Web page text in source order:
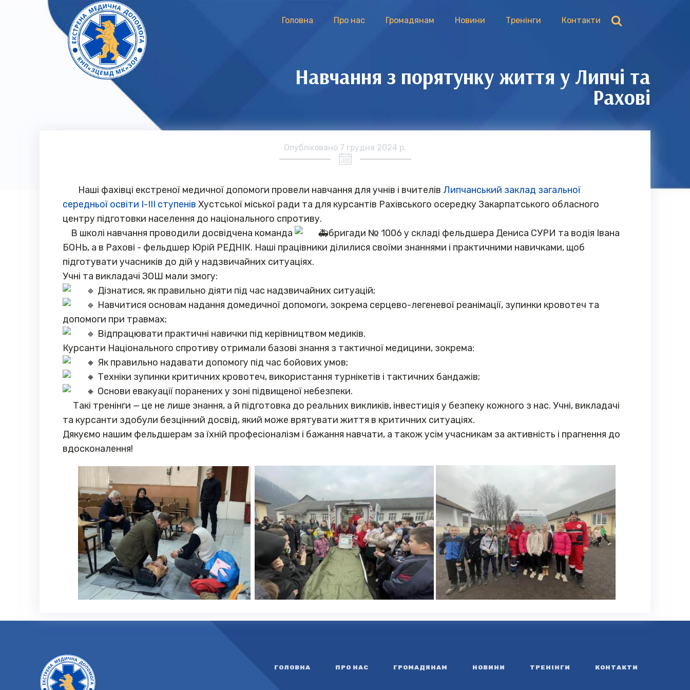
Головна Про нас Громадянам Новини Тренінги Контакти
Навчання з порятунку життя у Липчі та
Рахові
Опубліковано 7 грудня 2024 р.
Наші фахівці екстреної медичної допомоги провели навчання для учнів і вчителів Липчанський заклад загальної
середньої освіти І-ІІІ ступенів Хустської міської ради та для курсантів Рахівського осередку Закарпатського обласного
центру підготовки населення до національного спротиву.
В школі навчання проводили досвідчена команда
бригади № 1006 у складі фельдшера Дениса СУРИ та водія Івана
БОНЬ, а в Рахові - фельдшер Юрій РЕДНІК. Наші працівники ділилися своїми знаннями і практичними навичками, щоб
підготувати учасників до дій у надзвичайних ситуаціях.
Учні та викладачі ЗОШ мали змогу:
Дізнатися, як правильно діяти під час надзвичайних ситуацій;
Навчитися основам надання домедичної допомоги, зокрема серцево-легеневої реанімації, зупинки кровотеч та
допомоги при травмах;
Відпрацювати практичні навички під керівництвом медиків.
Курсанти Національного спротиву отримали базові знання з тактичної медицини, зокрема:
Як правильно надавати допомогу під час бойових умов;
Техніки зупинки критичних кровотеч, використання турнікетів і тактичних бандажів;
Основи евакуації поранених у зоні підвищеної небезпеки.
Такі тренінги — це не лише знання, а й підготовка до реальних викликів, інвестиція у безпеку кожного з нас. Учні, викладачі
та курсанти здобули безцінний досвід, який може врятувати життя в критичних ситуаціях.
Дякуємо нашим фельдшерам за їхній професіоналізм і бажання навчати, а також усім учасникам за активність і прагнення до
вдосконалення!
ГОЛОВНА ПРО НАС ГРОМАДЯНАМ НОВИНИ ТРЕНІНГИ КОНТАКТИ